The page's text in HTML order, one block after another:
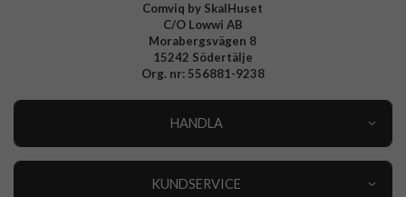
Comviq by SkalHuset
C/O Lowwi AB
Morabergsvägen 8
15242 Södertälje
Org. nr: 556881-9238
HANDLA
KUNDSERVICE